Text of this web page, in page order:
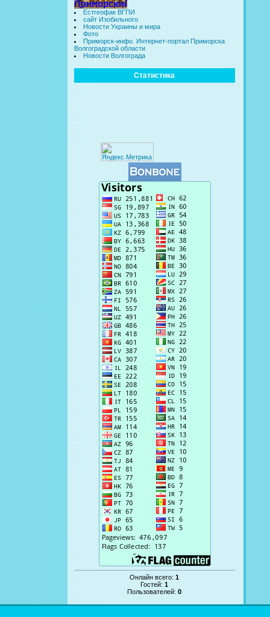
Естгеофак ВГПИ
сайт Изобильного
Новости Украины и мира
Фото
Приморск-инфо. Интернет-портал Приморска
Волгоградской области
Новости Волгограда
Статистика
Онлайн всего:1
Гостей:1
Пользователей:0